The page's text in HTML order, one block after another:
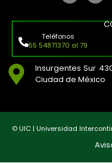
Teléfonos
55 54871370 al 79
Insurgentes Sur
Ciudad de México
© UIC | Universidad